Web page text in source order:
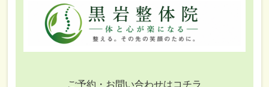
ご予約・お問い合わせはコチラ